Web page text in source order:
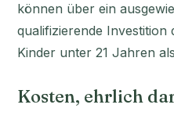
können über ein
qualifizierende
Kinder unter 21 Jahren
Kosten, ehrlich